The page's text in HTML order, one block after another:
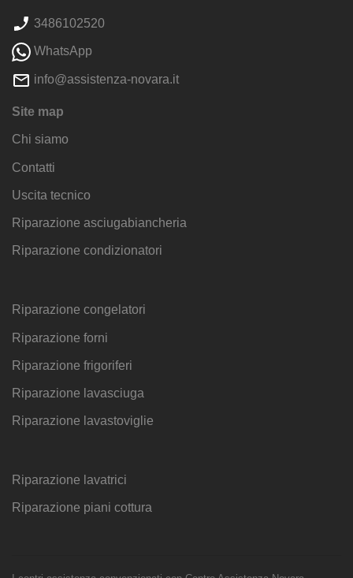
3486102520
WhatsApp
info@assistenza-novara.it
Site map
Chi siamo
Contatti
Uscita tecnico
Riparazione asciugabiancheria
Riparazione condizionatori
Riparazione congelatori
Riparazione forni
Riparazione frigoriferi
Riparazione lavasciuga
Riparazione lavastoviglie
Riparazione lavatrici
Riparazione piani cottura